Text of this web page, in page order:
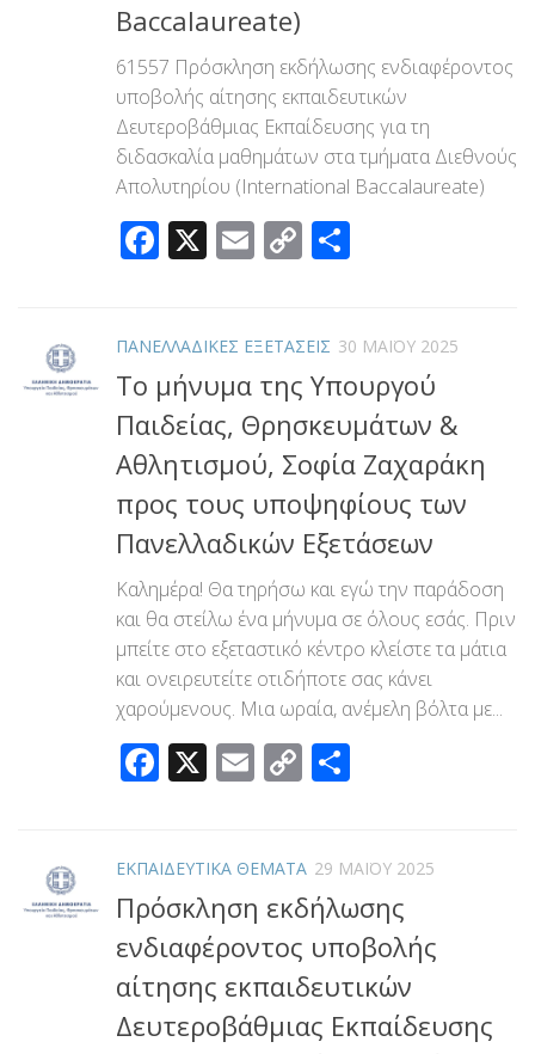
Baccalaureate)
61557 Πρόσκληση εκδήλωσης ενδιαφέροντος
υποβολής αίτησης εκπαιδευτικών
Δευτεροβάθμιας Εκπαίδευσης για τη
διδασκαλία μαθημάτων στα τμήματα Διεθνούς
Απολυτηρίου (International Baccalaureate)
Facebook
X Email
Copy
ΠΑΝΕΛΛΑΔΙΚΕΣ ΕΞΕΤΑΣΕΙΣ 30 ΜΑΪ́ΟΥ 2025
Το μήνυμα της Υπουργού
Παιδείας, Θρησκευμάτων &
Αθλητισμού, Σοφία Ζαχαράκη
προς τους υποψηφίους των
Πανελλαδικών Εξετάσεων
Καλημέρα! Θα τηρήσω και εγώ την παράδοση
και θα στείλω ένα μήνυμα σε όλους εσάς. Πριν
μπείτε στο εξεταστικό κέντρο κλείστε τα μάτια
και ονειρευτείτε οτιδήποτε σας κάνει
χαρούμενους. Μια ωραία, ανέμελη βόλτα με...
Facebook
X Email
Copy
ΕΚΠΑΙΔΕΥΤΙΚΑ ΘΕΜΑΤΑ 29 ΜΑΪ́ΟΥ 2025
Πρόσκληση εκδήλωσης
ενδιαφέροντος υποβολής
αίτησης εκπαιδευτικών
Δευτεροβάθμιας Εκπαίδευσης